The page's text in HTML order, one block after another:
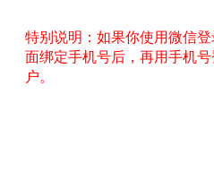
特别说明：如果你使用微信
面绑定手机号后，再用手机
户。